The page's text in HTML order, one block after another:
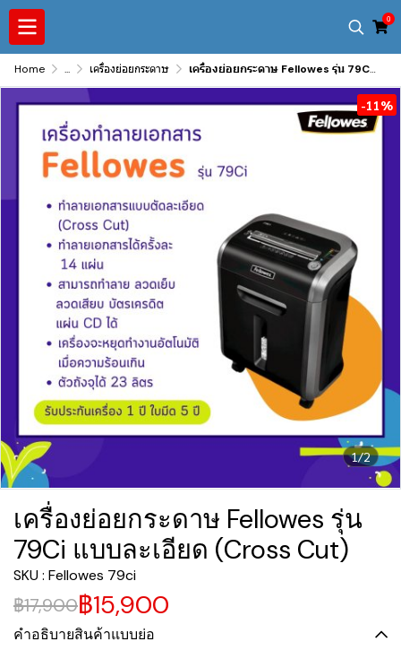
0
Home ... เครื่องย่อยกระดาษ เครื่องย่อยกระดาษ Fellowes รุ่น 79Ci แบบละเอียด (Cross Cut)
1/2
-11%
เครื่องย่อยกระดาษ Fellowes รุ่น
79Ci แบบละเอียด (Cross Cut)
SKU : Fellowes 79ci
฿17,900฿15,900
คำอธิบายสินค้าแบบย่อ